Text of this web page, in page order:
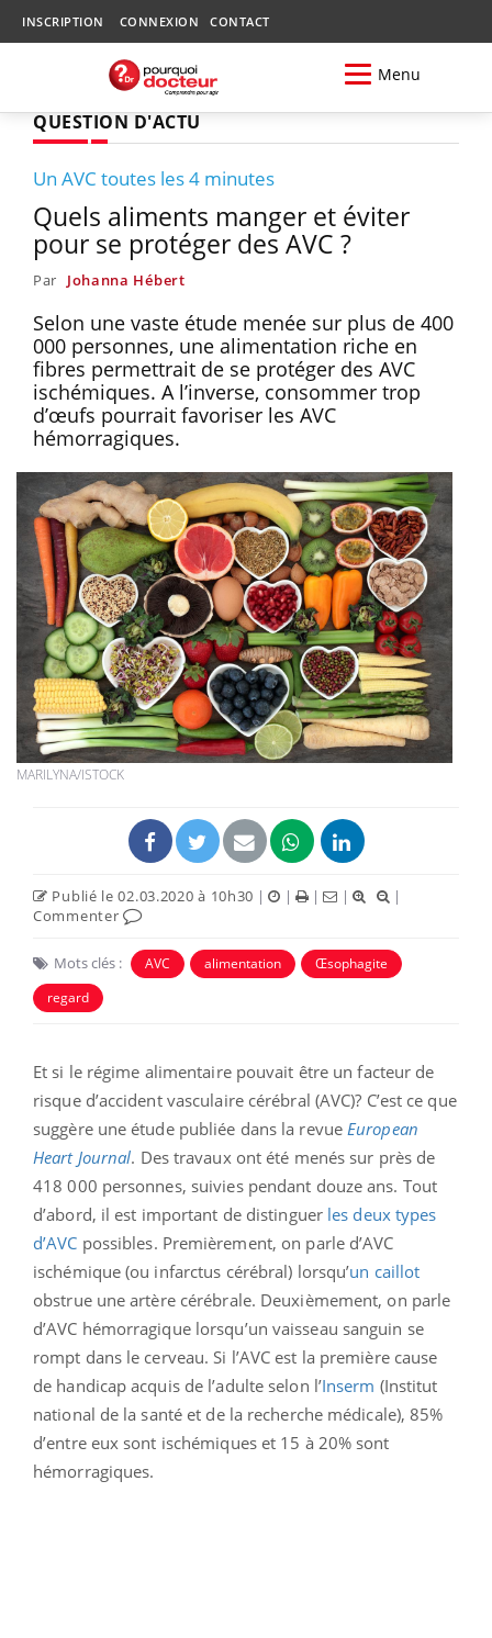
INSCRIPTION CONNEXION CONTACT
Menu
QUESTION D'ACTU
Un AVC toutes les 4 minutes
Quels aliments manger et éviter
pour se protéger des AVC ?
Par Johanna Hébert
Selon une vaste étude menée sur plus de 400
000 personnes, une alimentation riche en
fibres permettrait de se protéger des AVC
ischémiques. A l’inverse, consommer trop
d’œufs pourrait favoriser les AVC
hémorragiques.
MARILYNA/ISTOCK
Publié le 02.03.2020 à 10h30 | | | |
|
Commenter
Mots clés : AVC alimentation
Œsophagite
regard
Et si le régime alimentaire pouvait être un facteur de
risque d’accident vasculaire cérébral (AVC)? C’est ce que
suggère une étude publiée dans la revue European
Heart Journal. Des travaux ont été menés sur près de
418 000 personnes, suivies pendant douze ans. Tout
d’abord, il est important de distinguer les deux types
d’AVC possibles. Premièrement, on parle d’AVC
ischémique (ou infarctus cérébral) lorsqu’un caillot
obstrue une artère cérébrale. Deuxièmement, on parle
d’AVC hémorragique lorsqu’un vaisseau sanguin se
rompt dans le cerveau. Si l’AVC est la première cause
de handicap acquis de l’adulte selon l’Inserm (Institut
national de la santé et de la recherche médicale), 85%
d’entre eux sont ischémiques et 15 à 20% sont
hémorragiques.